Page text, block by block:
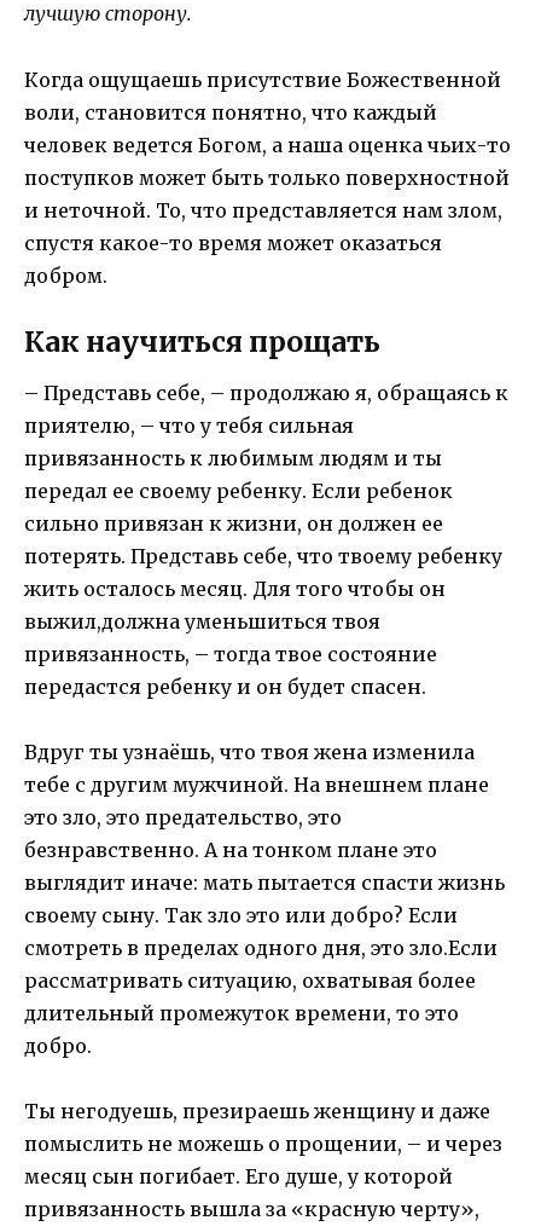
лучшую сторону.
Когда ощущаешь присутствие Божественной
воли, становится понятно, что каждый
человек ведется Богом, а наша оценка чьих-то
поступков может быть только поверхностной
и неточной. То, что представляется нам злом,
спустя какое-то время может оказаться
добром.
Как научиться прощать
– Представь себе, – продолжаю я, обращаясь к
приятелю, – что у тебя сильная
привязанность к любимым людям и ты
передал ее своему ребенку. Если ребенок
сильно привязан к жизни, он должен ее
потерять. Представь себе, что твоему ребенку
жить осталось месяц. Для того чтобы он
выжил,должна уменьшиться твоя
привязанность, – тогда твое состояние
передастся ребенку и он будет спасен.
Вдруг ты узнаёшь, что твоя жена изменила
тебе с другим мужчиной. На внешнем плане
это зло, это предательство, это
безнравственно. А на тонком плане это
выглядит иначе: мать пытается спасти жизнь
своему сыну. Так зло это или добро? Если
смотреть в пределах одного дня, это зло.Если
рассматривать ситуацию, охватывая более
длительный промежуток времени, то это
добро.
Ты негодуешь, презираешь женщину и даже
помыслить не можешь о прощении, – и через
месяц сын погибает. Его душе, у которой
привязанность вышла за «красную черту»,